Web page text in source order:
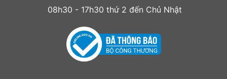
08h30 - 17h30 thứ 2 đến Chủ Nhật